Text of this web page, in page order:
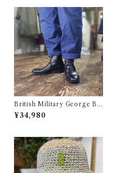
British Military George Bo
ots 10M / Made in England
/ イギリス軍 ジョージブーツ
¥34,980